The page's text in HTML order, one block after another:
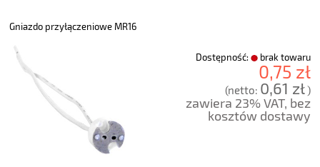
Gniazdo przyłączeniowe MR16
Dostępność: brak towaru
0,75 zł
(netto: 0,61 zł)
zawiera 23% VAT, bez
kosztów dostawy